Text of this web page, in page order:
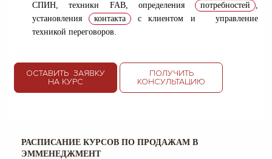
СПИН, техники FAB, определения
потребностей
,
установления контакта
с клиентом и управление
техникой переговоров.
ОСТАВИТЬ ЗАЯВКУ
НА КУРС
ПОЛУЧИТЬ
КОНСУЛЬТАЦИЮ
РАСПИСАНИЕ КУРСОВ ПО ПРОДАЖАМ В
ЭММЕНЕДЖМЕНТ